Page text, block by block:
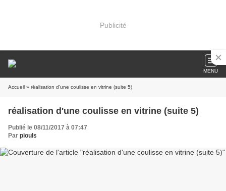
Publicité
MENU
Accueil » réalisation d'une coulisse en vitrine (suite 5)
réalisation d'une coulisse en vitrine (suite 5)
Publié le 08/11/2017 à 07:47
Par piouls